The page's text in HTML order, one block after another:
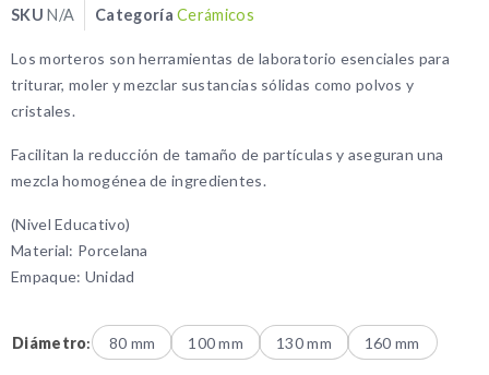
SKUN/A Categoría Cerámicos
Los morteros son herramientas de laboratorio esenciales para
triturar, moler y mezclar sustancias sólidas como polvos y
cristales.
Facilitan la reducción de tamaño de partículas y aseguran una
mezcla homogénea de ingredientes.
(Nivel Educativo)
Material: Porcelana
Empaque: Unidad
Diámetro: 80 mm 100 mm 130 mm 160 mm